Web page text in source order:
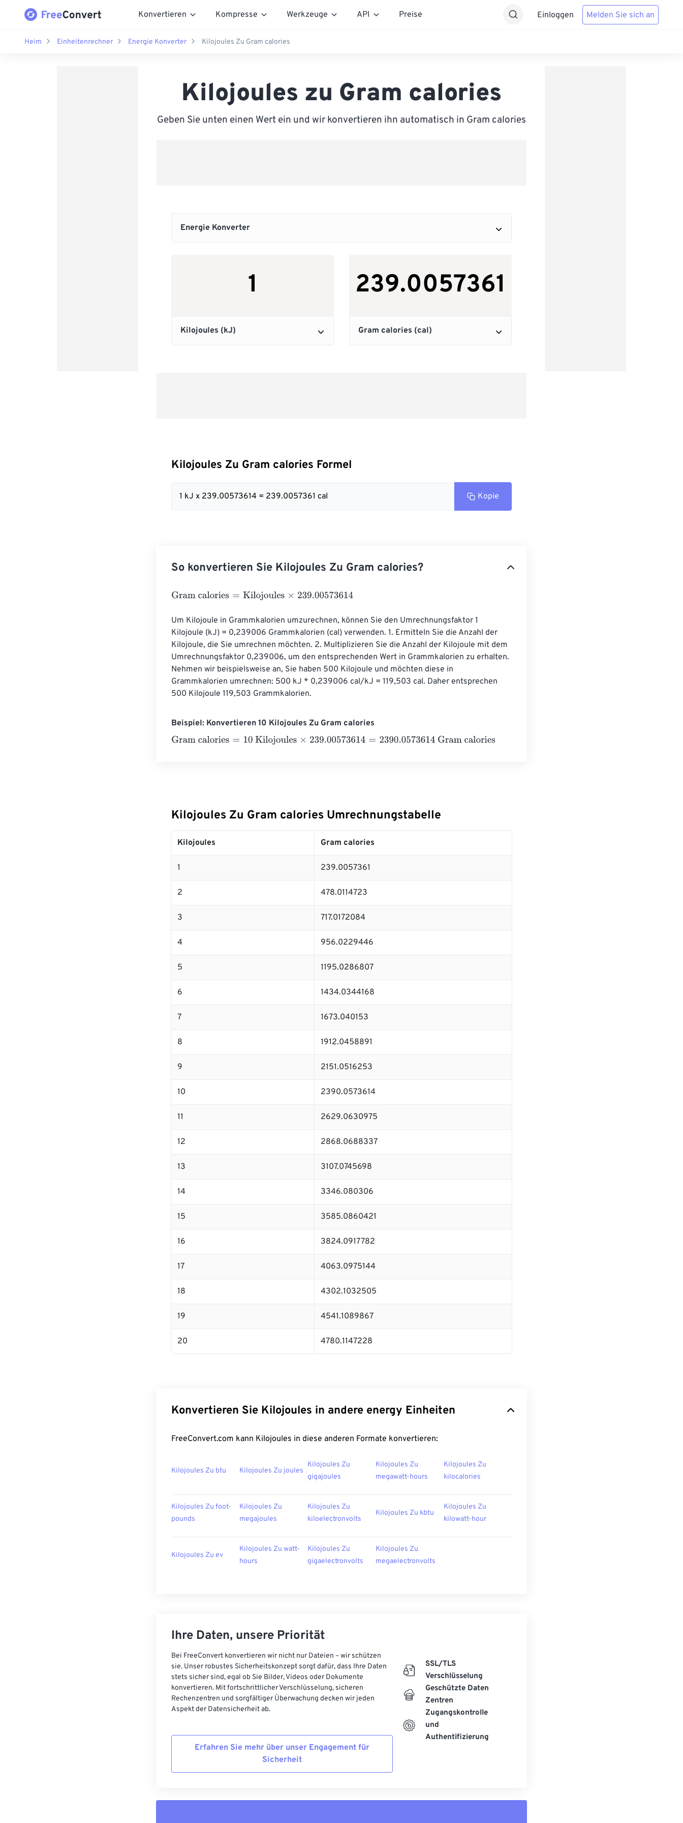
Konvertieren Kompresse Werkzeuge API Preise Einloggen Melden Sie sich an
Heim Einheitenrechner Energie Konverter Kilojoules Zu Gram calories
Kilojoules zu Gram calories
Geben Sie unten einen Wert ein und wir konvertieren ihn automatisch in Gram calories
Kilojoules Zu Gram calories Formel
1 kJ x 239.00573614 = 239.0057361 cal Kopie
So konvertieren Sie Kilojoules Zu Gram calories?
Gram calories=Kilojoules×239.00573614
Um Kilojoule in Grammkalorien umzurechnen, können Sie den Umrechnungsfaktor 1
Kilojoule (kJ) = 0,239006 Grammkalorien (cal) verwenden. 1. Ermitteln Sie die Anzahl der
Kilojoule, die Sie umrechnen möchten. 2. Multiplizieren Sie die Anzahl der Kilojoule mit dem
Umrechnungsfaktor 0,239006, um den entsprechenden Wert in Grammkalorien zu erhalten.
Nehmen wir beispielsweise an, Sie haben 500 Kilojoule und möchten diese in
Grammkalorien umrechnen: 500 kJ * 0,239006 cal/kJ = 119,503 cal. Daher entsprechen
500 Kilojoule 119,503 Grammkalorien.
Beispiel: Konvertieren 10 Kilojoules Zu Gram calories
Gram calories=10 Kilojoules×239.00573614=2390.0573614 Gram calories
Kilojoules Zu Gram calories Umrechnungstabelle
Kilojoules Gram calories
1 239.0057361
2 478.0114723
3 717.0172084
4 956.0229446
5 1195.0286807
6 1434.0344168
7 1673.040153
8 1912.0458891
9 2151.0516253
10 2390.0573614
11 2629.0630975
12 2868.0688337
13 3107.0745698
14 3346.080306
15 3585.0860421
16 3824.0917782
17 4063.0975144
18 4302.1032505
19 4541.1089867
20 4780.1147228
Konvertieren Sie Kilojoules in andere energy Einheiten
FreeConvert.com kann Kilojoules in diese anderen Formate konvertieren:
Kilojoules Zu btu Kilojoules Zu joules
Kilojoules Zu
gigajoules
Kilojoules Zu
megawatt-hours
Kilojoules Zu
kilocalories
Kilojoules Zu foot-
pounds
Kilojoules Zu
megajoules
Kilojoules Zu
kiloelectronvolts
Kilojoules Zu kbtu
Kilojoules Zu
kilowatt-hour
Kilojoules Zu ev
Kilojoules Zu watt-
hours
Kilojoules Zu
gigaelectronvolts
Kilojoules Zu
megaelectronvolts
Ihre Daten, unsere Priorität
Bei FreeConvert konvertieren wir nicht nur Dateien – wir schützen
sie. Unser robustes Sicherheitskonzept sorgt dafür, dass Ihre Daten
stets sicher sind, egal ob Sie Bilder, Videos oder Dokumente
konvertieren. Mit fortschrittlicher Verschlüsselung, sicheren
Rechenzentren und sorgfältiger Überwachung decken wir jeden
Aspekt der Datensicherheit ab.
Erfahren Sie mehr über unser Engagement für
Sicherheit
SSL/TLS
Verschlüsselung
Geschützte Daten
Zentren
Zugangskontrolle
und
Authentifizierung